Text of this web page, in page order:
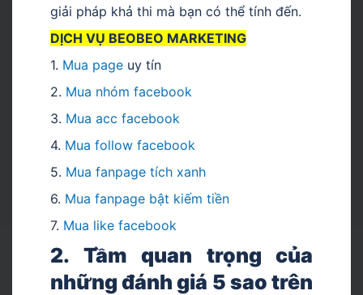
giải pháp khả thi mà bạn có thể tính đến.
DỊCH VỤ BEOBEO MARKETING
1. Mua page uy tín
2. Mua nhóm facebook
3. Mua acc facebook
4. Mua follow facebook
5. Mua fanpage tích xanh
6. Mua fanpage bật kiếm tiền
7. Mua like facebook
2. Tầm quan trọng của
những đánh giá 5 sao trên